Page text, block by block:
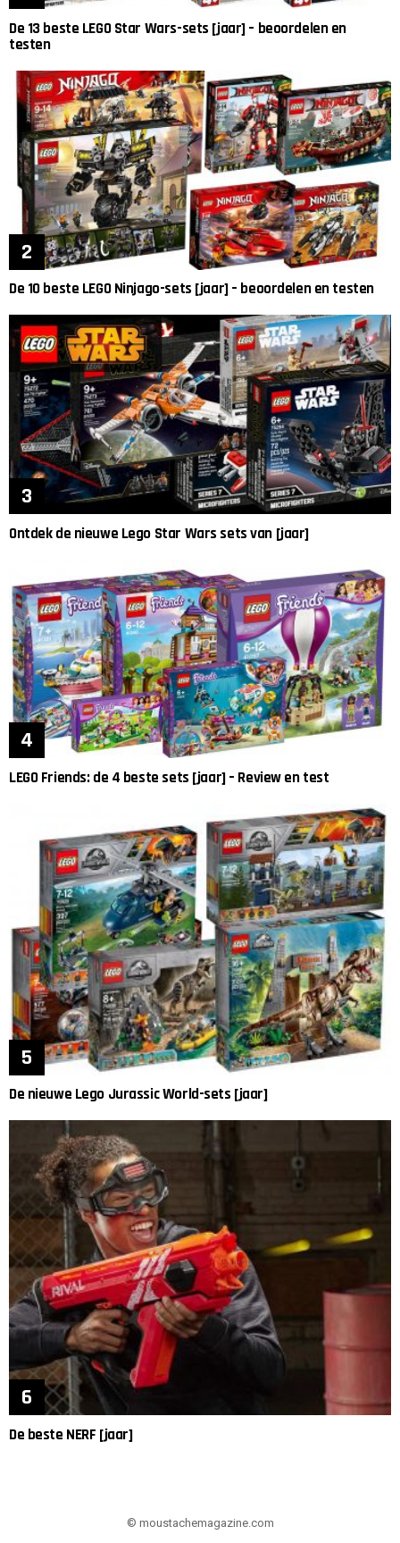
De 13 beste LEGO Star Wars-sets [jaar] – beoordelen en
testen
De 10 beste LEGO Ninjago-sets [jaar] – beoordelen en testen
Ontdek de nieuwe Lego Star Wars sets van [jaar]
LEGO Friends: de 4 beste sets [jaar] – Review en test
De nieuwe Lego Jurassic World-sets [jaar]
De beste NERF [jaar]
© moustachemagazine.com